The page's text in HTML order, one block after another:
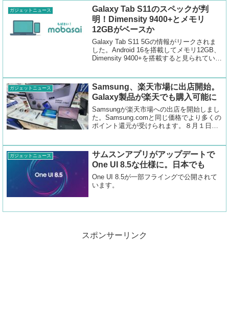
ガジェットニュース
Galaxy Tab S11のスペックが判
明！Dimensity 9400+とメモリ
12GBがベースか
Galaxy Tab S11 5Gの情報がリークされま
した。Android 16を搭載してメモリ12GB、
Dimensity 9400+を搭載すると見られていま
ガジェットニュース
Samsung、楽天市場に出店開始。
Galaxy製品が楽天でも購入可能に
Samsungが楽天市場への出店を開始しまし
た。Samsung.comと同じ価格でより多くの
ポイント還元が受けられます。８月１日か
ガジェットニュース
サムスンアプリがアップデートで
One UI 8.5な仕様に。日本でも
One UI 8.5が一部フライングで公開されて
います。
スポンサーリンク